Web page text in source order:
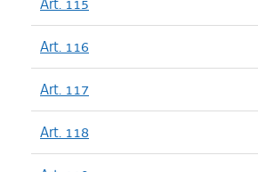
Art. 116
Art. 117
Art. 118